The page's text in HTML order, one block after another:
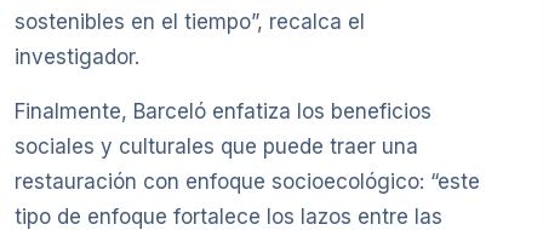
sostenibles en el tiempo”, recalca el
investigador.
Finalmente, Barceló enfatiza los beneficios
sociales y culturales que puede traer una
restauración con enfoque socioecológico: “este
tipo de enfoque fortalece los lazos entre las